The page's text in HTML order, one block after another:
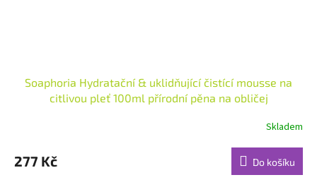
Soaphoria Hydratační & uklidňující čistící mousse na
citlivou pleť 100ml přírodní pěna na obličej
produktu
je
Skladem
277 Kč Do košíku